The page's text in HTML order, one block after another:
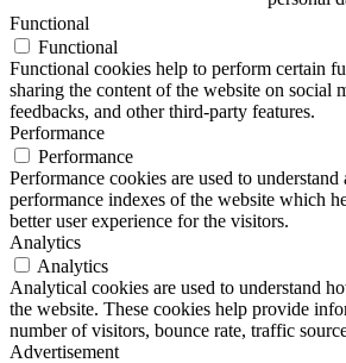
Functional
Functional
Functional cookies help to perform certain
sharing the content of the website on social
feedbacks, and other third-party features.
Performance
Performance
Performance cookies are used to
performance indexes of the website which
better user experience for the visitors.
Analytics
Analytics
Analytical cookies are used to understand
the website. These cookies help provide
number of visitors, bounce rate, traffic
Advertisement